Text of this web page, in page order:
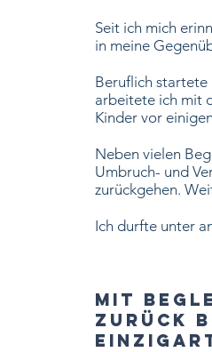
Seit ich mich
in meine
Beruflich startete
arbeitete ich mit
Kinder vor
Neben vielen
Umbruch- und
zurückgehen.
Ich durfte unter
Mit
zurück